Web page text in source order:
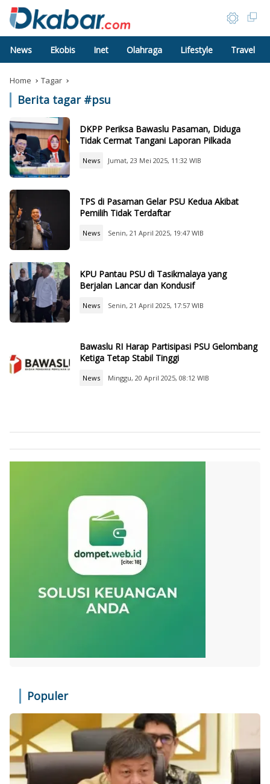
News Ekobis Inet Olahraga Lifestyle Travel
Home Tagar
Berita tagar #psu
DKPP Periksa Bawaslu Pasaman, Diduga
Tidak Cermat Tangani Laporan Pilkada
News Jumat, 23 Mei 2025, 11:32 WIB
TPS di Pasaman Gelar PSU Kedua Akibat
Pemilih Tidak Terdaftar
News Senin, 21 April 2025, 19:47 WIB
KPU Pantau PSU di Tasikmalaya yang
Berjalan Lancar dan Kondusif
News Senin, 21 April 2025, 17:57 WIB
Bawaslu RI Harap Partisipasi PSU Gelombang
Ketiga Tetap Stabil Tinggi
News Minggu, 20 April 2025, 08:12 WIB
Populer